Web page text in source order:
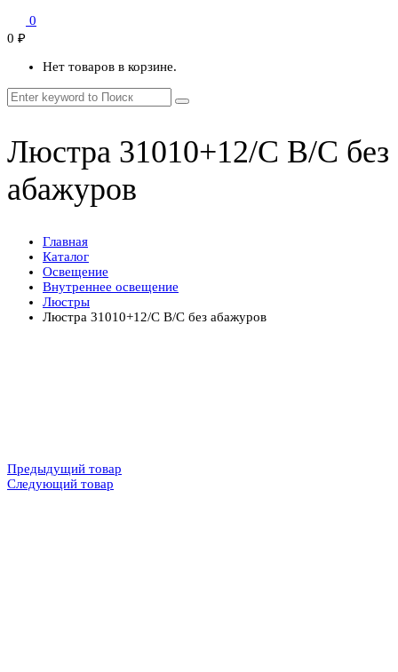
0
0 ₽
Нет товаров в корзине.
Люстра 31010+12/C B/C без
абажуров
Главная
Каталог
Освещение
Внутреннее освещение
Люстры
Люстра 31010+12/C B/C без абажуров
Предыдущий товар
Следующий товар